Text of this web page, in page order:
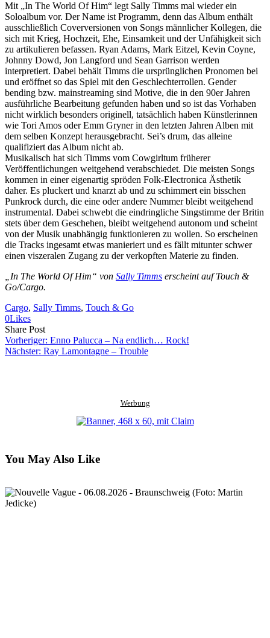
Facebook
to
clipboard
via
eMail
Mit „In The World Of Him“ legt Sally Timms mal wieder ein
Soloalbum vor. Der Name ist Programm, denn das Album enthält
ausschließlich Coverversionen von Songs männlicher Kollegen, die
sich mit Krieg, Hochzeit, Ehe, Einsamkeit und der Unfähigkeit sich
zu artikulieren befassen. Ryan Adams, Mark Eitzel, Kevin Coyne,
Johnny Dowd, Jon Langford und Sean Garrison werden
interpretiert. Dabei behält Timms die ursprünglichen Pronomen bei
und eröffnet so das Spiel mit den Geschlechterrollen. Gender
bending bzw. mainstreaming sind Motive, die in den 90er Jahren
ausführliche Bearbeitung gefunden haben und so ist das Vorhaben
nicht wirklich besonders originell, tatsächlich haben Künstlerinnen
wie Tori Amos oder Emm Gryner in den letzten Jahren Alben mit
dem selben Konzept herausgebracht. Sei’s drum, das alleine
qualifiziert das Album nicht ab.
Musikalisch hat sich Timms vom Cowgirltum früherer
Veröffentlichungen weitgehend verabschiedet. Die meisten Songs
kommen in einer eigenartig spröden Folk-Electronica Ästhetik
daher. Es pluckert und knarzt ab und zu schimmert ein bisschen
Punkrock durch, die eine oder andere Nummer bleibt weitgehend
instrumental. Dabei schwebt die eindringliche Singstimme der Britin
stets über dem Geschehen, bleibt weitgehend autonom und scheint
von der Musik unabhängig funktionieren zu wollen. So erscheinen
die Tracks ingesamt etwas manieriert und es fällt mitunter schwer
einen viszeralen Zugang zu der verkopften Materie zu finden.
„In The World Of Him“ von Sally Timms erscheint auf Touch &
Go/Cargo.
Cargo, Sally Timms, Touch & Go
0Likes
Share PostShare
on
Facebook
Copy
URL
to
Send
Link
via
Vorheriger: Enno Palucca – Na endlich… Rock!
Nächster: Ray Lamontagne – Trouble
Werbung
You May Also Like